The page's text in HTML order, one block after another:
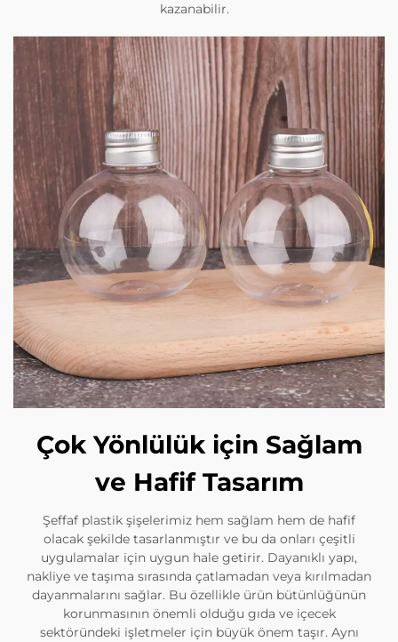
kazanabilir.
Çok Yönlülük için Sağlam
ve Hafif Tasarım
Şeffaf plastik şişelerimiz hem sağlam hem de hafif
olacak şekilde tasarlanmıştır ve bu da onları çeşitli
uygulamalar için uygun hale getirir. Dayanıklı yapı,
nakliye ve taşıma sırasında çatlamadan veya kırılmadan
dayanmalarını sağlar. Bu özellikle ürün bütünlüğünün
korunmasının önemli olduğu gıda ve içecek
sektöründeki işletmeler için büyük önem taşır. Aynı